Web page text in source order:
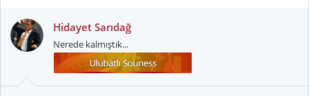
Hidayet Sarıdağ
Nerede kalmıştık...